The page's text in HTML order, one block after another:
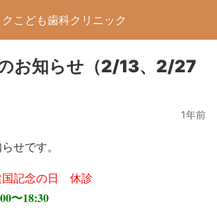
こども歯科クリニック
お知らせ（2/13、2/27
1年前
せです。
国記念の日 休診
〜18:30